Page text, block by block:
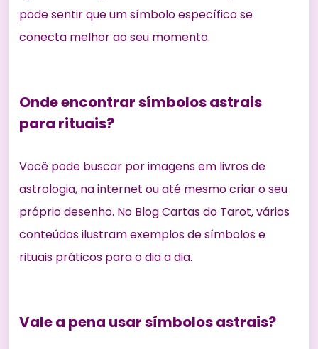
pode sentir que um símbolo específico se
conecta melhor ao seu momento.
Onde encontrar símbolos astrais
para rituais?
Você pode buscar por imagens em livros de
astrologia, na internet ou até mesmo criar o seu
próprio desenho. No Blog Cartas do Tarot, vários
conteúdos ilustram exemplos de símbolos e
rituais práticos para o dia a dia.
Vale a pena usar símbolos astrais?